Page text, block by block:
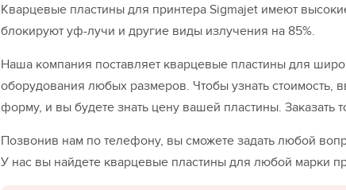
Кварцевые пластины для принтера Sigmajet имеют
блокируют уф-лучи и другие виды излучения на 85%.
Наша компания поставляет кварцевые пластины для
оборудования любых размеров. Чтобы узнать стоимость,
форму, и вы будете знать цену вашей пластины. Заказать
Позвонив нам по телефону, вы сможете задать любой
У нас вы найдете кварцевые пластины для любой марки